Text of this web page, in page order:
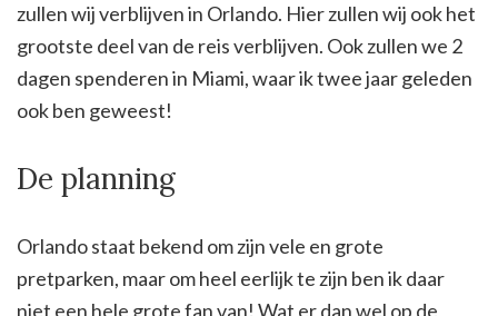
zullen wij verblijven in Orlando. Hier zullen wij ook het
grootste deel van de reis verblijven. Ook zullen we 2
dagen spenderen in Miami, waar ik twee jaar geleden
ook ben geweest!
De planning
Orlando staat bekend om zijn vele en grote
pretparken, maar om heel eerlijk te zijn ben ik daar
niet een hele grote fan van! Wat er dan wel op de